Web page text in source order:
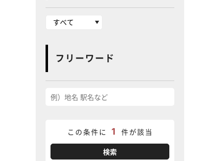
フリーワード
この条件に 1 件が該当